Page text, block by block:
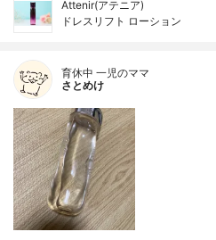
Attenir(アテニア)
ドレスリフト ローション
育休中 一児のママ
さとめけ